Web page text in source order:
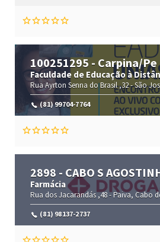
100251295 - Carpina/Pe
Faculdade de Educação à
Rua Ayrton Senna do Brasil ,32 -São
(81) 99704-7764
2898 - CABO S
Farmácia
Rua dos Jacarandás ,48 -Paiva, Cabo
(81) 98137-2737